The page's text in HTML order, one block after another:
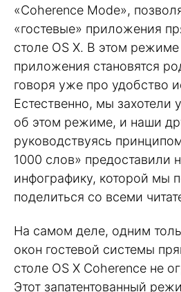
«Coherence Mode»,
«гостевые» приложения
столе OS X. В этом
приложения становятся
говоря уже про удобство
Естественно, мы захотели
об этом режиме, и наши
руководствуясь
1000 слов» предоставили
инфографику, которой мы
поделиться со всеми
На самом деле, одним
окон гостевой системы
столе OS X Coherence не
Этот запатентованный